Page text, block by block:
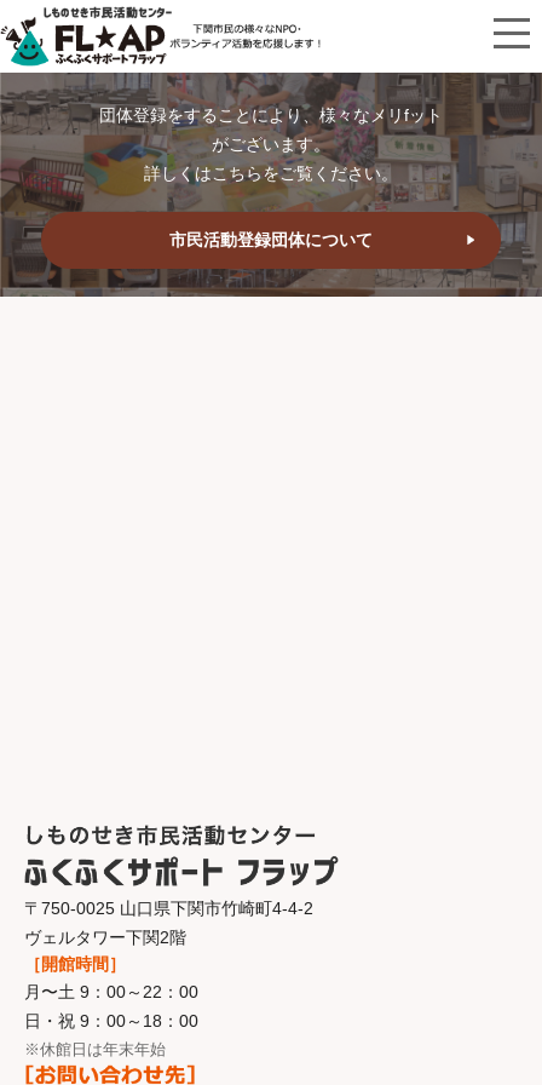
団体登録をすることにより、様々なメリfット
がございます。
詳しくはこちらをご覧ください。
市民活動登録団体について
〒750-0025 山口県下関市竹崎町4-4-2
ヴェルタワー下関2階
［開館時間］
月〜土 9：00～22：00
日・祝 9：00～18：00
※休館日は年末年始